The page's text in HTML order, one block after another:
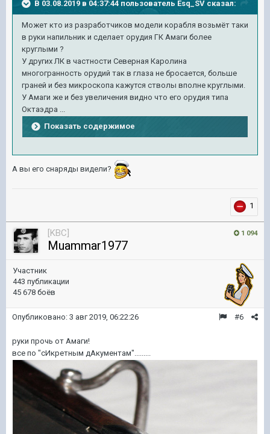
В 03.08.2019 в 04:37:44 пользователь Esq_SV сказал:
Может кто из разработчиков модели корабля возьмёт таки
в руки напильник и сделает орудия ГК Амаги более
круглыми ?
У других ЛК в частности Северная Каролина
многогранность орудий так в глаза не бросается, больше
граней и без микроскопа кажутся стволы вполне круглыми.
У Амаги же и без увеличения видно что его орудия типа
Октаэдра ...
Показать содержимое
А вы его снаряды видели?
1
1 094
[KBC]
Muammar1977
Участник
443 публикации
45 678 боёв
#6
Опубликовано: 3 авг 2019, 06:22:26
руки прочь от Амаги!
все по "сИкретным дАкументам".........